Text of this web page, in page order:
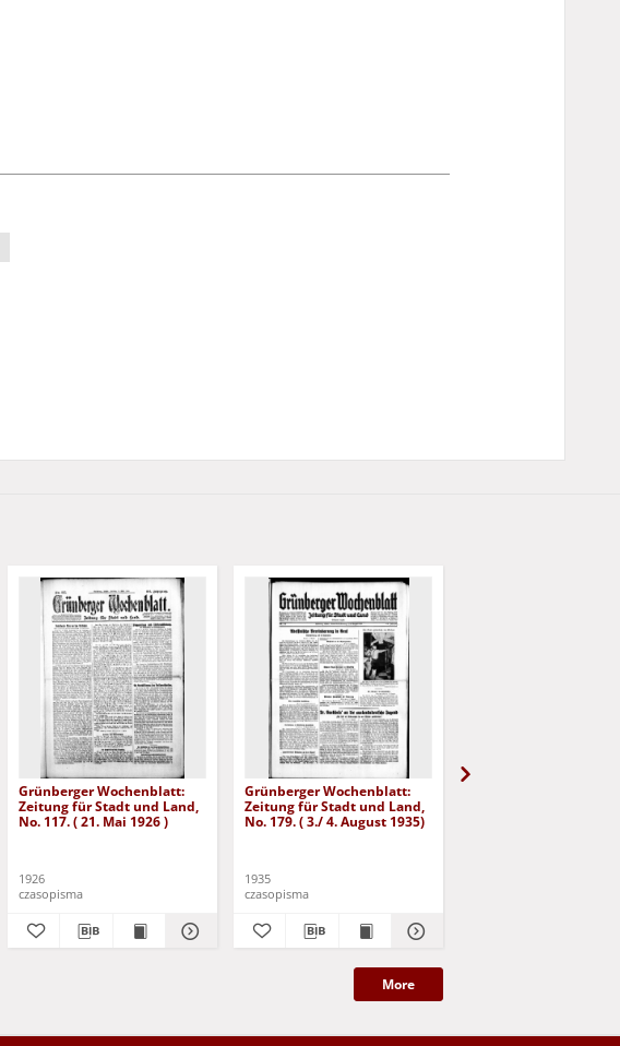
Grünberger Wochenblatt:
Zeitung für Stadt und Land,
No. 117. ( 21. Mai 1926 )
1926
czasopisma
Grünberger Wochenblatt:
Zeitung für Stadt und Land,
No. 179. ( 3./ 4. August 1935)
1935
czasopisma
More